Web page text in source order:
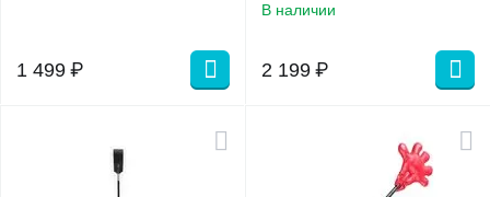
1 499 ₽
В наличии
2 199 ₽